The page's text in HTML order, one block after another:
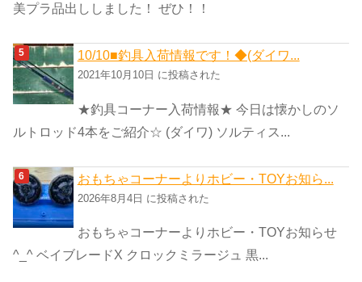
美プラ品出ししました！ ぜひ！！
10/10■釣具入荷情報です！◆(ダイワ...
2021年10月10日 に投稿された
★釣具コーナー入荷情報★ 今日は懐かしのソ
ルトロッド4本をご紹介☆ (ダイワ) ソルティス...
おもちゃコーナーよりホビー・TOYお知ら...
2026年8月4日 に投稿された
おもちゃコーナーよりホビー・TOYお知らせ
^_^ ベイブレードX クロックミラージュ 黒...